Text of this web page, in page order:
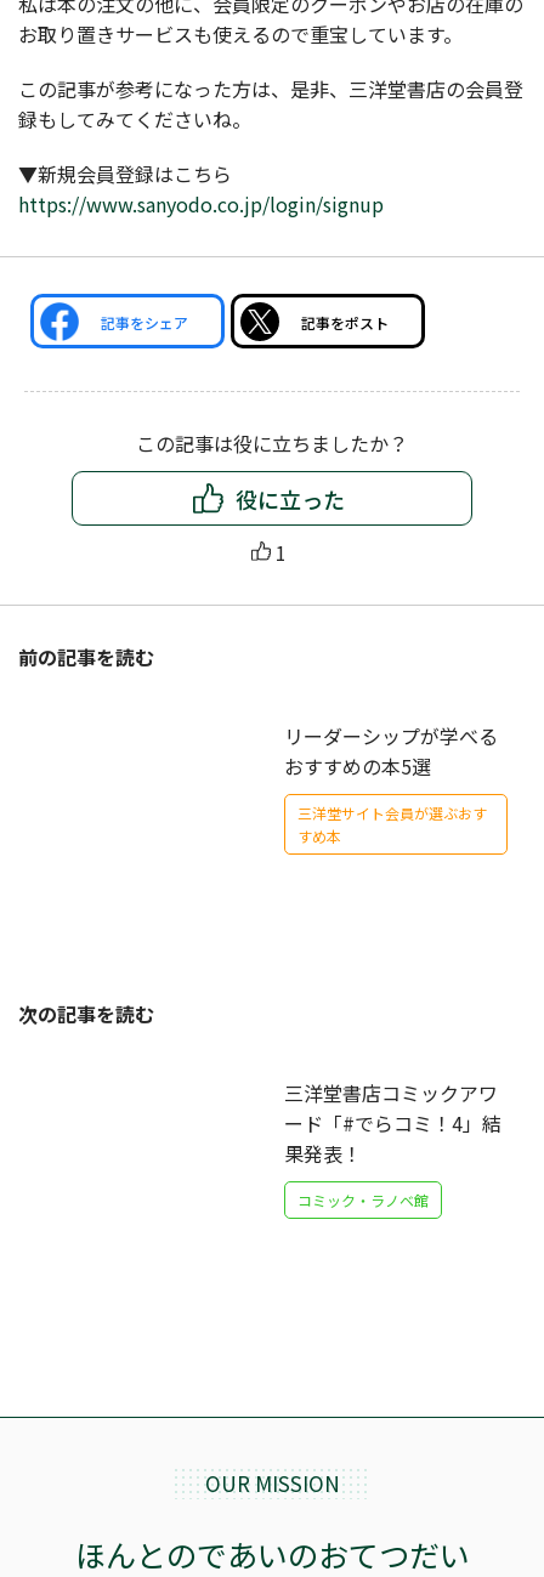
お取り置きサービスも使えるので重宝しています。
この記事が参考になった方は、是非、三洋堂書店の会員登
録もしてみてくださいね。
▼新規会員登録はこちら
https://www.sanyodo.co.jp/login/signup
記事をシェア 記事をポスト
この記事は役に立ちましたか？
役に立った
1
前の記事を読む
リーダーシップが学べる
おすすめの本5選
三洋堂サイト会員が選ぶおす
すめ本
次の記事を読む
三洋堂書店コミックアワ
ード「#でらコミ！4」結
果発表！
コミック・ラノベ館
OUR MISSION
ほんとのであいのおてつだい